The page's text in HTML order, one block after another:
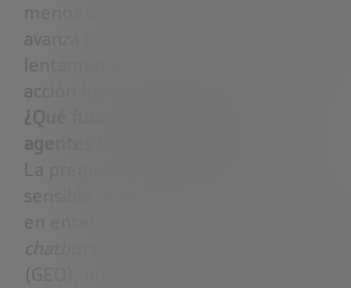
menos de momento- las aplicaciones
avanza con su regulación, mientras EE.
acción hasta que ocurra un incidente
¿Qué futuro tiene la publicidad en un
agentes hacen las búsquedas?
La pregunta sobre el modelo
sensible. Kahn explicó que las marcas
en entender cómo aparecer en las
chatbots
(GEO), una especie de evolución del